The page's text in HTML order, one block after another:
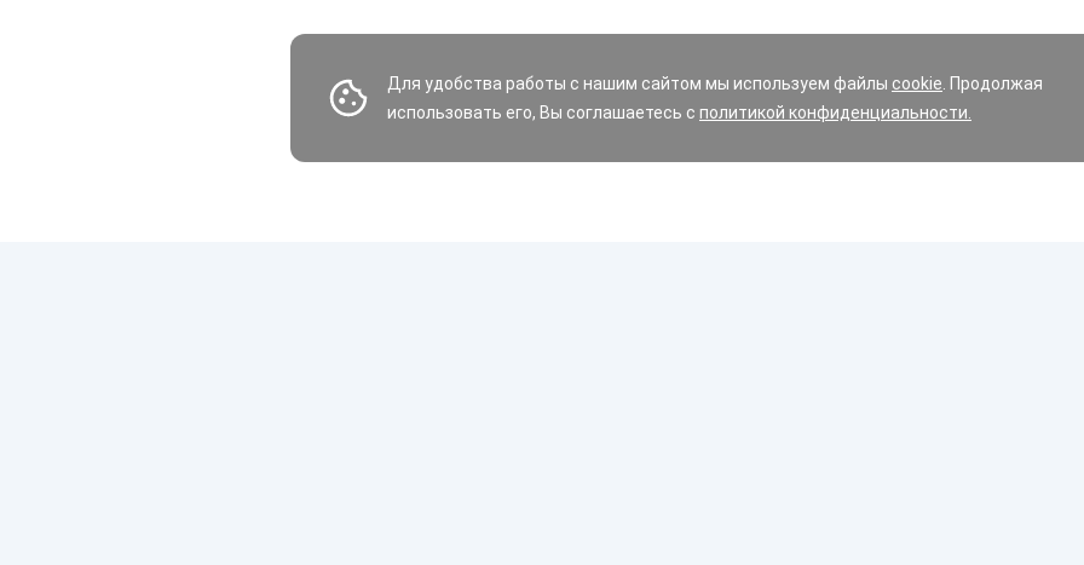
Для удобства работы с нашим сайтом мы используем файлы cookie . Продолжая
использовать его, Вы соглашаетесь с политикой конфиденциальности.